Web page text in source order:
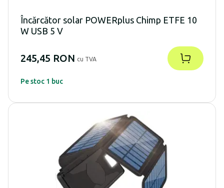
Încărcător solar POWERplus Chimp ETFE 10
W USB 5 V
245,45 RON cu TVA
Pe stoc 1 buc